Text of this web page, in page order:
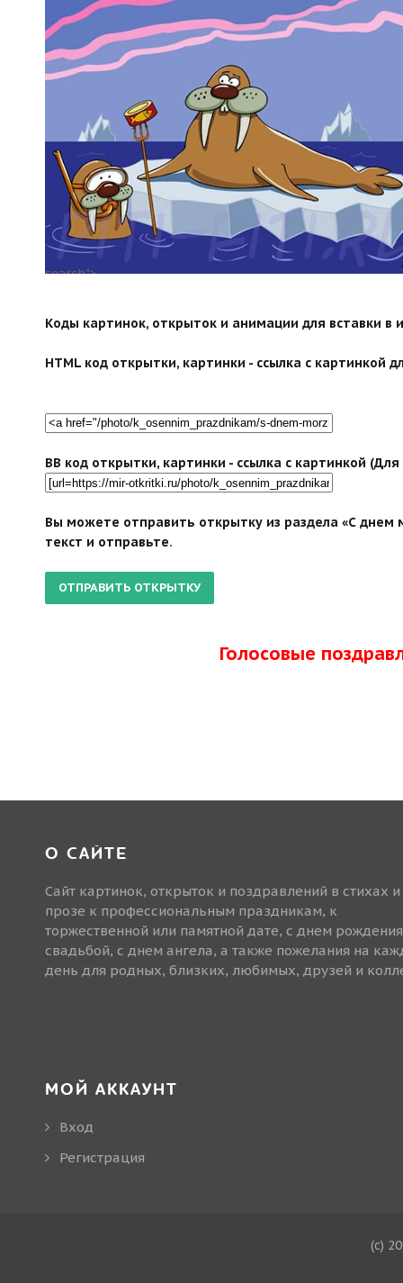
search">
Коды картинок, открыток и анимации для вставки в
HTML код открытки, картинки - ссылка с картинкой
BB код открытки, картинки - ссылка с картинкой
Вы можете отправить открытку из раздела «С
текст и отправьте.
Голосовые
О САЙТЕ
Сайт картинок, открыток и поздравлений в стихах и
прозе к профессиональным праздникам, к
торжественной или памятной дате, с днем
свадьбой, с днем ангела, а также пожелания на
день для родных, близких, любимых, друзей и
МОЙ АККАУНТ
Вход
Регистрация
(c)